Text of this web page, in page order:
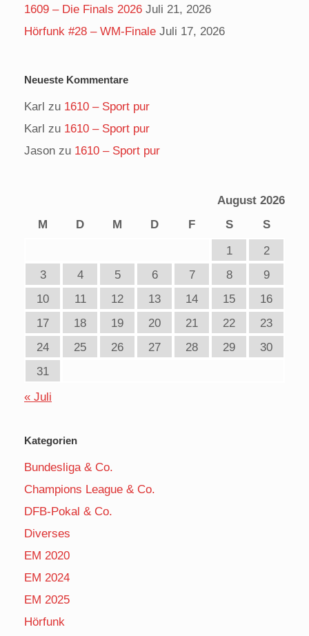
1609 – Die Finals 2026 Juli 21, 2026
Hörfunk #28 – WM-Finale Juli 17, 2026
Neueste Kommentare
Karl zu 1610 – Sport pur
Karl zu 1610 – Sport pur
Jason zu 1610 – Sport pur
August 2026
M
D M D F S
S
1
2
3
4 5 6 7 8
9
10
11 12 13 14 15
16
17
18 19 20 21 22
23
24
25 26 27 28 29
30
31
« Juli
Kategorien
Bundesliga & Co.
Champions League & Co.
DFB-Pokal & Co.
Diverses
EM 2020
EM 2024
EM 2025
Hörfunk